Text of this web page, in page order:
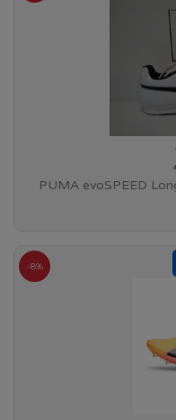
PUMA evoSPEED
-8%